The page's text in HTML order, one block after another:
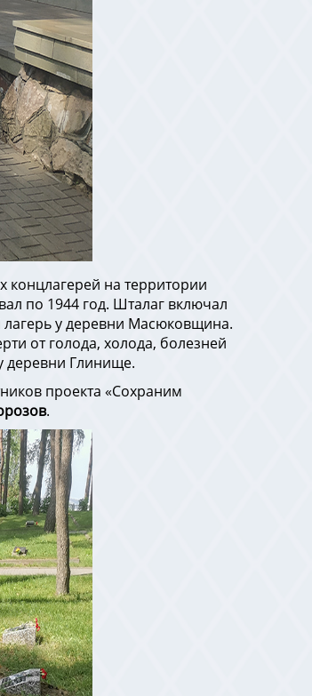
концлагерей на территории
по 1944 год. Шталаг включал
лагерь у деревни Масюковщина.
от голода, холода, болезней
деревни Глинище.
проекта «Сохраним
.